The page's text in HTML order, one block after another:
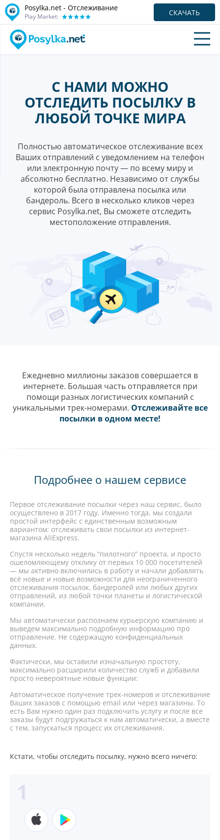
Posylka.net - Отслеживание
Play Market: СКАЧАТЬ
С НАМИ МОЖНО
ОТСЛЕДИТЬ ПОСЫЛКУ В
ЛЮБОЙ ТОЧКЕ МИРА
Полностью автоматическое отслеживание всех
Ваших отправлений с уведомлением на телефон
или электронную почту — по всему миру и
абсолютно бесплатно. Независимо от службы
которой была отправлена посылка или
бандероль. Всего в несколько кликов через
сервис Posylka.net, Вы сможете отследить
местоположение отправления.
Ежедневно миллионы заказов совершается в
интернете. Большая часть отправляется при
помощи разных логистических компаний с
уникальными трек-номерами. Отслеживайте все
посылки в одном месте!
Подробнее о нашем сервисе
Первое отслеживание посылки через наш сервис, было
осуществлено в 2017 году. Именно тогда, мы создали
простой интерфейс с единственным возможным
вариантом: отслеживать свои посылки из интернет-
магазина AliExpress.
Спустя несколько недель “пилотного” проекта, и просто
ошеломляющему отклику от первых 10 000 посетителей
— мы активно включились в работу и начали добавлять
всё новые и новые возможности для неограниченного
отслеживания посылок, бандеролей или любых других
отправлений, из любой точки планеты и логистической
компании.
Мы автоматически распознаем курьерскую компанию и
выведем максимально подробную информацию про
отправление. Не содержащую конфиденциальных
данных.
Фактически, мы оставили изначальную простоту,
максимально расширили количество служб и добавили
просто невероятные новые функции:
Автоматическое получение трек-номеров и отслеживание
Ваших заказов с помощью email или через магазины. То
есть Вам нужно один раз подключить услугу и после все
заказы будут подгружаться к нам автоматически, а вместе
с тем, запускаться процесс их отслеживания.
Кстати, чтобы отследить посылку, нужно всего ничего: